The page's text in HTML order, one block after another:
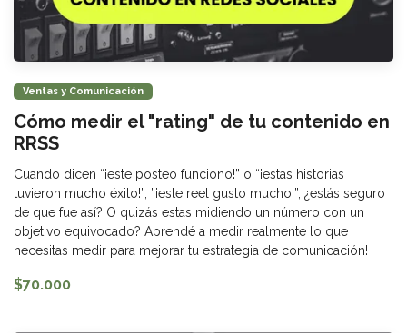
Ventas y Comunicación
Cómo medir el "rating" de tu contenido en
RRSS
Cuando dicen “¡este posteo funciono!” o “¡estas historias
tuvieron mucho éxito!”, ”¡este reel gusto mucho!”, ¿estás seguro
de que fue así? O quizás estas midiendo un número con un
objetivo equivocado? Aprendé a medir realmente lo que
necesitas medir para mejorar tu estrategia de comunicación!
$70.000